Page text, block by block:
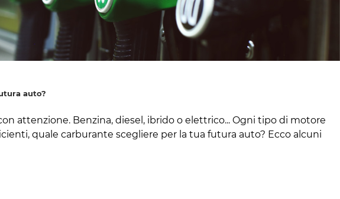
auto?
attenzione. Benzina, diesel, ibrido o elettrico... Ogni tipo di motore
quale carburante scegliere per la tua futura auto? Ecco alcuni